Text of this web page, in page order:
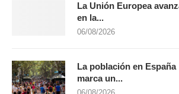
licencia creative commons
La Unión Europea
en la...
06/08/2026
La población en España
marca un...